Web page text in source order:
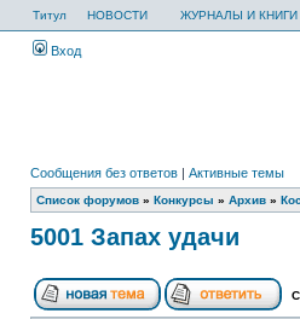
Титул НОВОСТИ ЖУРНАЛЫ И КНИГИ
Вход
Сообщения без ответов | Активные темы
Список форумов » Конкурсы » Архив »
5001 Запах удачи